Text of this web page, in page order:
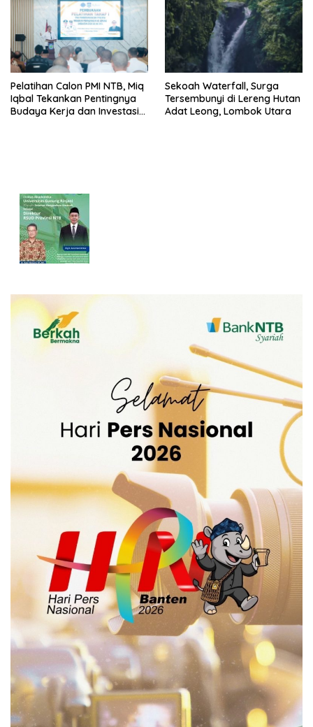
Pelatihan Calon PMI NTB, Miq
Iqbal Tekankan Pentingnya
Budaya Kerja dan Investasi
Sekoah Waterfall, Surga
Tersembunyi di Lereng Hutan
Adat Leong, Lombok Utara